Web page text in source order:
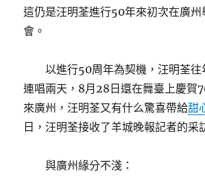
這仍是汪明荃進行50年來初次在廣州
會。
以進行50周年為契機，汪明荃往
連唱兩天，8月28日還在舞臺上慶賀
來廣州，汪明荃又有什么驚喜帶給甜
日，汪明荃接收了羊城晚報記者的采
與廣州緣分不淺：